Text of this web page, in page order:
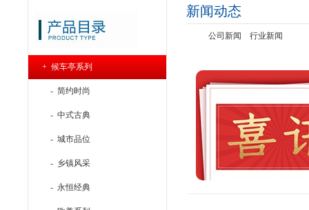
+ 候车亭系列
- 简约时尚
- 中式古典
- 城市品位
- 乡镇风采
- 永恒经典
新闻动态
公司新闻 行业新闻